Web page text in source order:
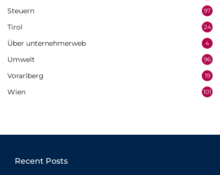
Steuern 97
Tirol 24
Über unternehmerweb 4
Umwelt 96
Vorarlberg 19
Wien 101
Recent Posts